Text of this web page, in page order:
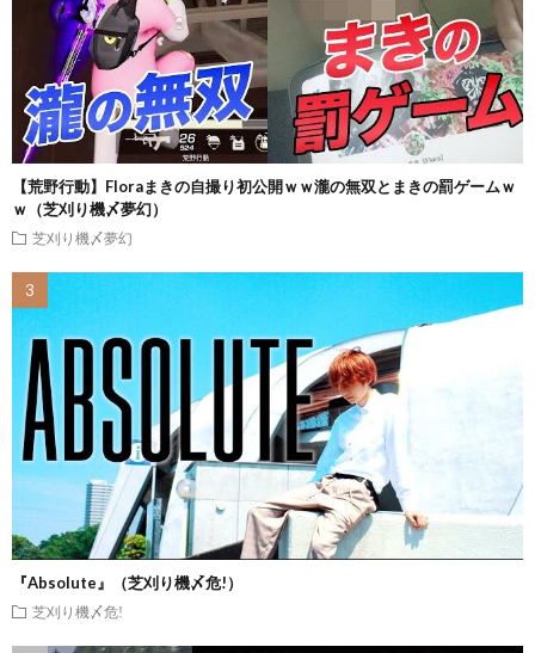
【荒野行動】Floraまきの自撮り初公開ｗｗ瀧の無双とまきの罰ゲームｗ
ｗ（芝刈り機〆夢幻）
芝刈り機〆夢幻
『Absolute』（芝刈り機〆危!）
芝刈り機〆危!